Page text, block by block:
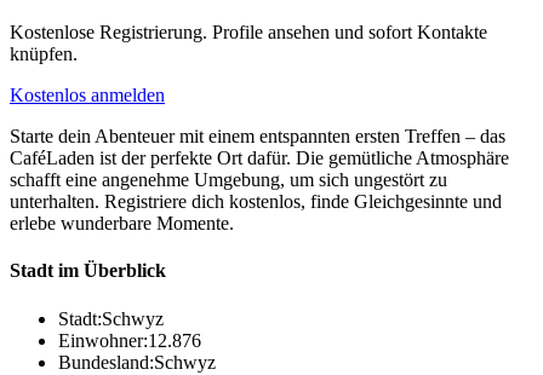
Kostenlose Registrierung. Profile ansehen und sofort Kontakte
knüpfen.
Kostenlos anmelden
Starte dein Abenteuer mit einem entspannten ersten Treffen – das
CaféLaden ist der perfekte Ort dafür. Die gemütliche Atmosphäre
schafft eine angenehme Umgebung, um sich ungestört zu
unterhalten. Registriere dich kostenlos, finde Gleichgesinnte und
erlebe wunderbare Momente.
Stadt im Überblick
Stadt:Schwyz
Einwohner:12.876
Bundesland:Schwyz